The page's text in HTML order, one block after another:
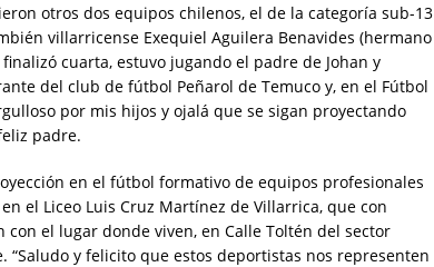
otros dos equipos chilenos, el de la categoría sub-13
villarricense Exequiel Aguilera Benavides (hermano
cuarta, estuvo jugando el padre de Johan y
del club de fútbol Peñarol de Temuco y, en el Fútbol
por mis hijos y ojalá que se sigan proyectando
padre.
en el fútbol formativo de equipos profesionales
el Liceo Luis Cruz Martínez de Villarrica, que con
el lugar donde viven, en Calle Toltén del sector
“Saludo y felicito que estos deportistas nos representen